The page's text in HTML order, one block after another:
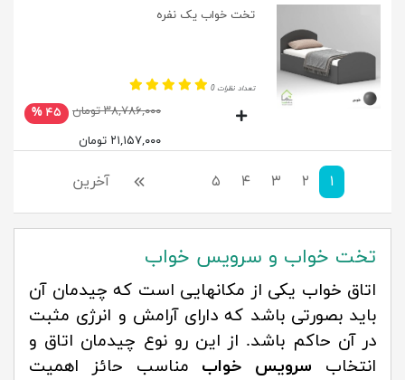
تخت خواب یک نفره
تعداد نظرات 0
۳۸,۷۸۶,۰۰۰ تومان
۴۵ %
۲۱,۱۵۷,۰۰۰ تومان
۱ ۲ ۳ ۴ ۵ بعدی آخرین
تخت خواب و سرویس خواب
اتاق خواب یکی از مکانهایی است که چیدمان آن
باید بصورتی باشد که دارای آرامش و انرژی مثبت
در آن حاکم باشد. از این رو نوع چیدمان اتاق و
انتخاب سرویس خواب مناسب حائز اهمیت